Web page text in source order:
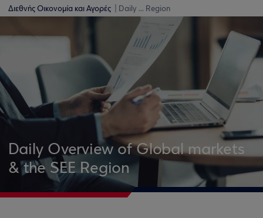
Διεθνής Οικονομία και Αγορές
Daily ... Region
Daily Overview of Global markets
& the SEE Region